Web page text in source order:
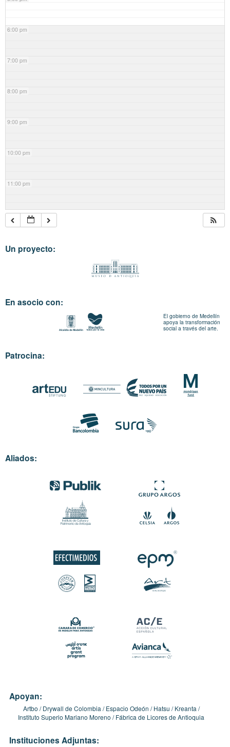
6:00 pm
7:00 pm
8:00 pm
9:00 pm
10:00 pm
11:00 pm
Un proyecto:
En asocio con:
El gobierno de Medellín
apoya la transformación
social a través del arte.
Patrocina:
Aliados:
Apoyan:
Artbo Drywall de Colombia Espacio Odeón Hatsu
Kreanta
Instituto Superio Mariano Moreno
Fábrica de Licores de Antioquia
Instituciones Adjuntas: